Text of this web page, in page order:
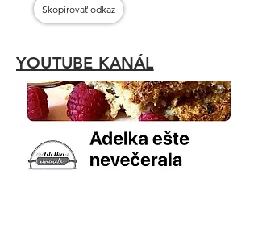
Skopírovať odkaz
YOUTUBE KANÁL